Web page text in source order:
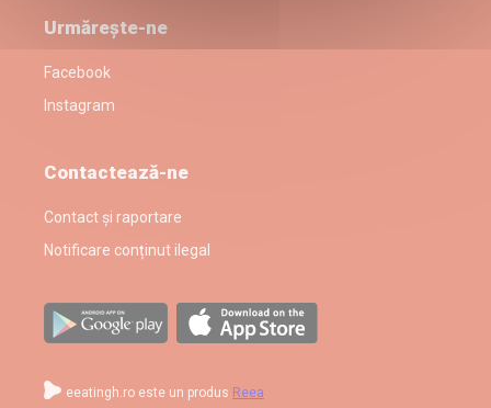
Urmărește-ne
Facebook
Instagram
Contactează-ne
Contact și raportare
Notificare conținut ilegal
eeatingh.ro este un produs Reea